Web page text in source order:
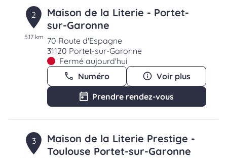
2
5.17 km
Maison de la Literie - Portet-
sur-Garonne
70 Route d'Espagne
31120 Portet-sur-Garonne
Fermé aujourd'hui
Numéro
Voir plus
Prendre rendez-vous
3
Maison de la Literie Prestige -
Toulouse Portet-sur-Garonne